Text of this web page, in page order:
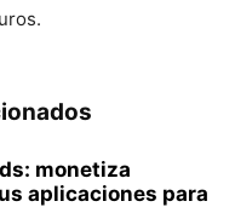
monetiza
aplicaciones para